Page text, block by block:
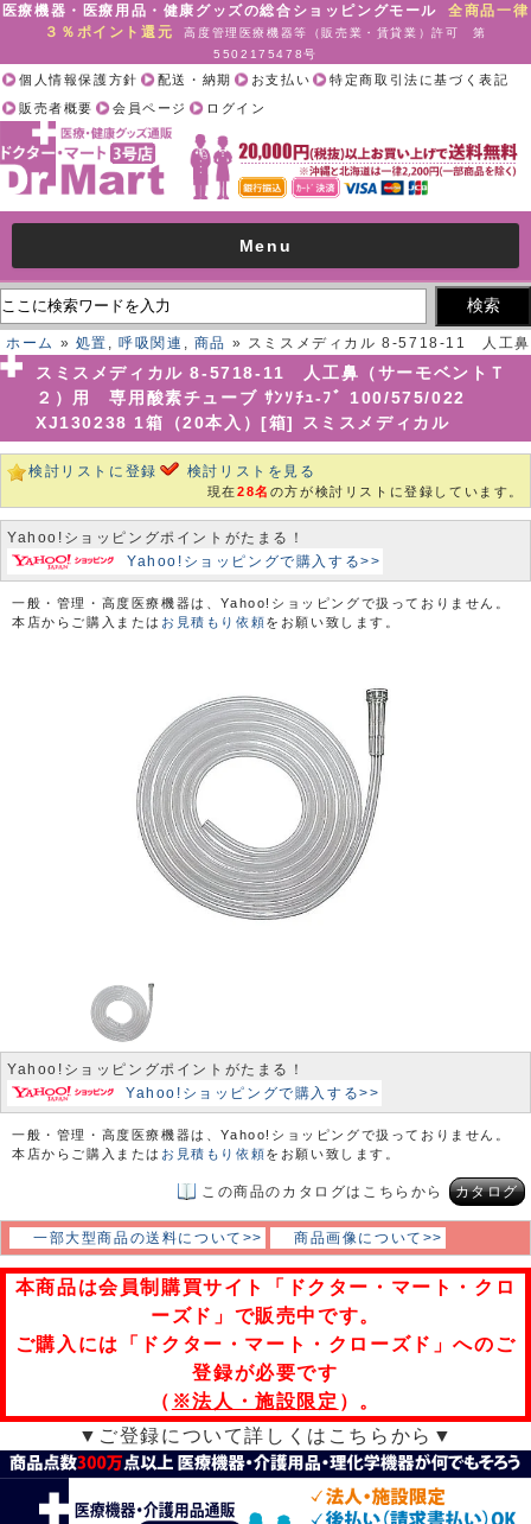
医療機器・医療用品・健康グッズの総合ショッピングモール全商品一律
３％ポイント還元
高度管理医療機器等（販売業・賃貸業）許可 第
5502175478号
個人情報保護方針 配送・納期 お支払い
特定商取引法に基づく表記
販売者概要
会員ページ ログイン
Menu
ホーム » 処置 ,呼吸関連 , 商品 » スミスメディカル 8-5718-11 人工鼻
（サーモベントＴ２）用 専用酸素チューブ ｻﾝｿﾁｭ-ﾌﾞ 100/575/022
XJ130238 1箱（20本入）[箱] スミスメディカル
スミスメディカル 8-5718-11 人工鼻（サーモベントＴ
２）用 専用酸素チューブ ｻﾝｿﾁｭ-ﾌﾞ 100/575/022
XJ130238 1箱（20本入）[箱] スミスメディカル
検討リストに登録 検討リストを見る
現在28名 の方が検討リストに登録しています。
Yahoo!ショッピングポイントがたまる！
Yahoo!ショッピングで購入する>>
一般・管理・高度医療機器は、Yahoo!ショッピングで扱っておりません。
本店からご購入または お見積もり依頼をお願い致します。
Yahoo!ショッピングポイントがたまる！
Yahoo!ショッピングで購入する>>
一般・管理・高度医療機器は、Yahoo!ショッピングで扱っておりません。
本店からご購入または お見積もり依頼をお願い致します。
この商品のカタログはこちらから カタログ
一部大型商品の送料について>> 商品画像について>>
本商品は会員制購買サイト「ドクター・マート・クロ
ーズド」で販売中です。
ご購入には「ドクター・マート・クローズド」へのご
登録が必要です
（ ※法人・施設限定 ）。
▼ご登録について詳しくはこちらから▼